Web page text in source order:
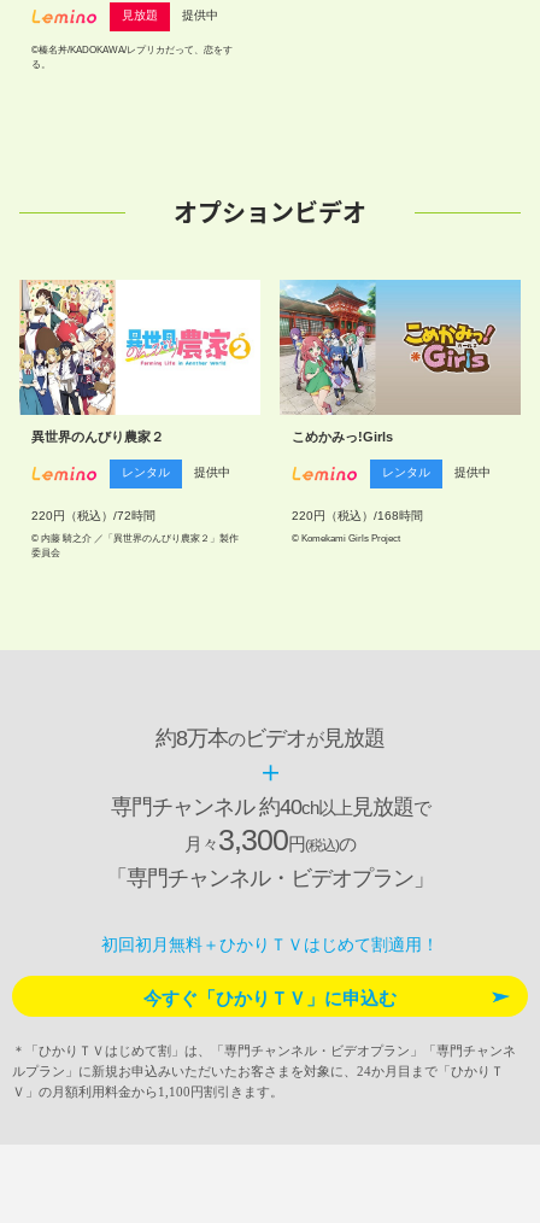
見放題 提供中
©榛名丼/KADOKAWA/レプリカだって、恋をす
る。
オプションビデオ
異世界のんびり農家２
レンタル 提供中
220円（税込）/72時間
© 内藤 騎之介 ／「異世界のんびり農家２」製作
委員会
こめかみっ!Girls
レンタル 提供中
220円（税込）/168時間
© Komekami Girls Project
約8万本のビデオが見放題
＋
専門チャンネル 約40ch以上見放題で
月々3,300円(税込)の
「専門チャンネル・ビデオプラン」
初回初月無料＋ひかりＴＶはじめて割適用！
今すぐ「ひかりＴＶ」に申込む
＊「ひかりＴＶはじめて割」は、「専門チャンネル・ビデオプラン」「専門チャンネ
ルプラン」に新規お申込みいただいたお客さまを対象に、24か月目まで「ひかりＴ
Ｖ」の月額利用料金から1,100円割引きます。